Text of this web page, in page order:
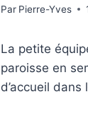
Par Pierre-Yves
La petite
paroisse en
d’accueil